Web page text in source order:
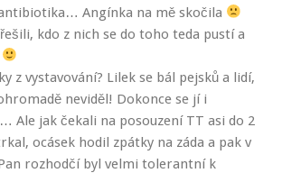
Angínka na mě skočila
kdo z nich se do toho teda pustí a
z vystavování? Lilek se bál pejsků a lidí,
neviděl! Dokonce se jí i
Ale jak čekali na posouzení TT asi do 2
ocásek hodil zpátky na záda a pak v
rozhodčí byl velmi tolerantní k